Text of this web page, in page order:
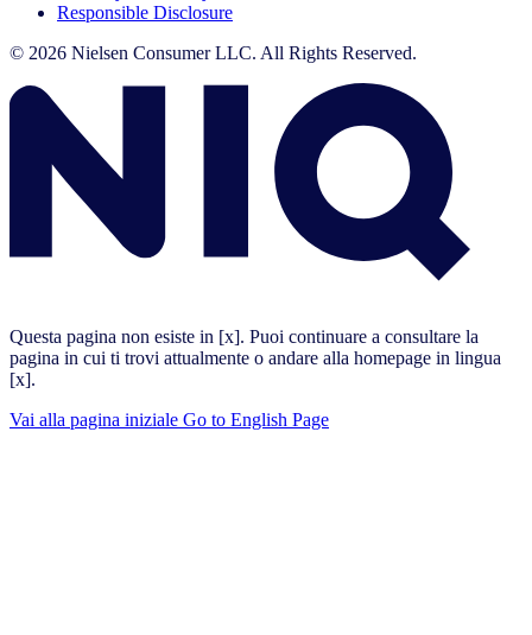
Responsible Disclosure
© 2026 Nielsen Consumer LLC. All Rights Reserved.
Questa pagina non esiste in [x]. Puoi continuare a consultare la
pagina in cui ti trovi attualmente o andare alla homepage in lingua
[x].
Vai alla pagina iniziale Go to English Page